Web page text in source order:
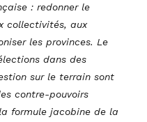
: redonner le
collectivités, aux
les provinces. Le
dans des
sur le terrain sont
contre-pouvoirs
formule jacobine de la